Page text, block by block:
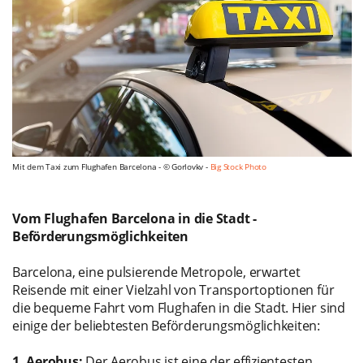
Mit dem Taxi zum Flughafen Barcelona - © Gorlovkv - Big Stock Photo
Vom Flughafen Barcelona in die Stadt -
Beförderungsmöglichkeiten
Barcelona, eine pulsierende Metropole, erwartet
Reisende mit einer Vielzahl von Transportoptionen für
die bequeme Fahrt vom Flughafen in die Stadt. Hier sind
einige der beliebtesten Beförderungsmöglichkeiten: